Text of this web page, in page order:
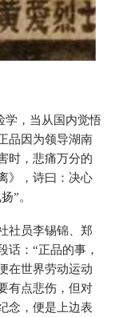
学，当从国内觉悟
品因为领导湖南
时，悲痛万分的
》，诗曰：决心
”。
社员李锡锦、郑
话：“正品的事，
在世界劳动运动
有点悲伤，但对
念，便是上边表